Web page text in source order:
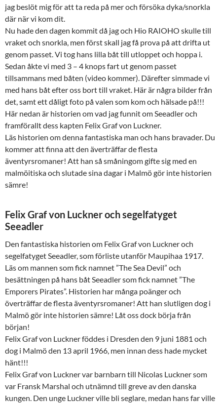
jag beslöt mig för att ta reda på mer och försöka dyka/snorkla
där när vi kom dit.
Nu hade den dagen kommit då jag och Hio RAIOHO skulle till
vraket och snorkla, men först skall jag få prova på att drifta ut
genom passet. Vi tog hans lilla båt till utloppet och hoppa i.
Sedan åkte vi med 3 – 4 knops fart ut genom passet
tillsammans med båten (video kommer). Därefter simmade vi
med hans båt efter oss bort till vraket. Här är några bilder från
det, samt ett dåligt foto på valen som kom och hälsade på!!!
Här nedan är historien om vad jag funnit om Seeadler och
framförallt dess kapten Felix Graf von Luckner.
Läs historien om denna fantastiska man och hans bravader. Du
kommer att finna att den äverträffar de flesta
äventyrsromaner! Att han så småningom gifte sig med en
malmöitiska och slutade sina dagar i Malmö gör inte historien
sämre!
Felix Graf von Luckner och segelfatyget
Seeadler
Den fantastiska historien om Felix Graf von Luckner och
segelfatyget Seeadler, som förliste utanför Maupihaa 1917.
Läs om mannen som fick namnet ”The Sea Devil” och
besättningen på hans båt Seeadler som fick namnet ”The
Emporers Pirates”. Historien har många poänger och
överträffar de flesta äventyrsromaner! Att han slutligen dog i
Malmö gör inte historien sämre! Låt oss dock börja från
början!
Felix Graf von Luckner föddes i Dresden den 9 juni 1881 och
dog i Malmö den 13 april 1966, men innan dess hade mycket
hänt!!!
Felix Graf von Luckner var barnbarn till Nicolas Luckner som
var Fransk Marshal och utnämnd till greve av den danska
kungen. Den unge Luckner ville bli seglare, medan hans far ville